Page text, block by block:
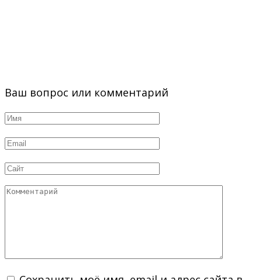
Ваш вопрос или комментарий
Имя
Email
Сайт
Комментарий